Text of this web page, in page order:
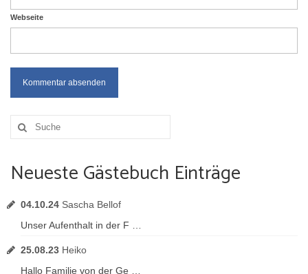
Webseite
Suche
nach:
Neueste Gästebuch Einträge
04.10.24 Sascha Bellof
Unser Aufenthalt in der F …
25.08.23 Heiko
Hallo Familie von der Ge …